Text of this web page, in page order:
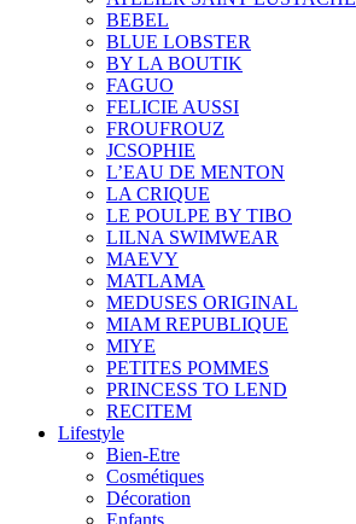
BEBEL
BLUE LOBSTER
BY LA BOUTIK
FAGUO
FELICIE AUSSI
FROUFROUZ
JCSOPHIE
L’EAU DE MENTON
LA CRIQUE
LE POULPE BY TIBO
LILNA SWIMWEAR
MAEVY
MATLAMA
MEDUSES ORIGINAL
MIAM REPUBLIQUE
MIYE
PETITES POMMES
PRINCESS TO LEND
RECITEM
Lifestyle
Bien-Etre
Cosmétiques
Décoration
Enfants